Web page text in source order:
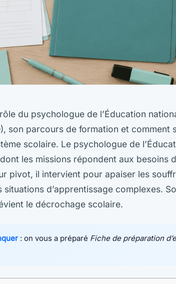
du psychologue de l’Éducation
son parcours de formation et
scolaire. Le psychologue de
les missions répondent aux besoins
pivot, il intervient pour apaiser les
situations d’apprentissage complexes.
le décrochage scolaire.
: on vous a préparé Fiche de préparation